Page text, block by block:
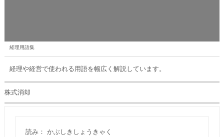
経理用語集
経理や経営で使われる用語を幅広く解説しています。
株式消却
読み： かぶしきしょうきゃく